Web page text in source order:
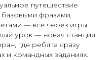
путешествие
фразами,
— всё через игры,
урок — новая станция:
где ребята сразу
и командных заданиях.